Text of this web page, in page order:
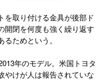
取り付ける金具が後部ド
開閉を何度も強く繰り返す
ためという。
年のモデル。米国トヨタ
やけが人は報告されていな